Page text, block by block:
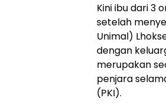
Kini ibu dari 3
setelah
Unimal)
dengan
merupakan
penjara
(PKI).